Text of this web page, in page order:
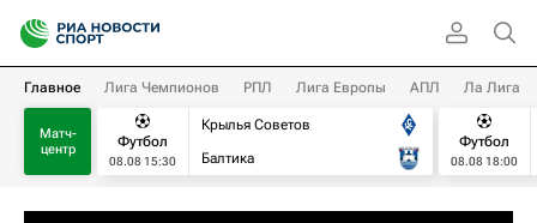
Главное Лига Чемпионов РПЛ Лига Европы АПЛ Ла Лига
Матч-
центр
Футбол
08.08 15:30
Крылья Советов
Балтика
Футбол
08.08 18:00